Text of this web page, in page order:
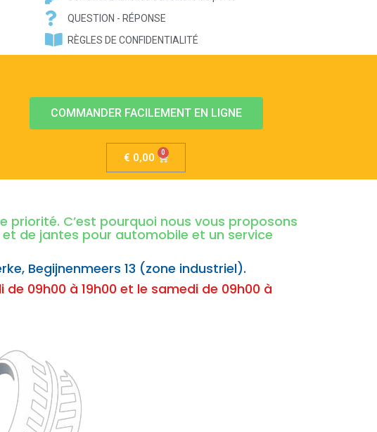
QUESTION - RÉPONSE
RÈGLES DE CONFIDENTIALITÉ
COMMANDER FACILEMENT EN LIGNE
€ 0,00
priorité. C’est pourquoi nous vous proposons
de jantes pour automobile et un service
Begijnenmeers 13 (zone industriel).
09h00 à 19h00 et le samedi de 09h00 à